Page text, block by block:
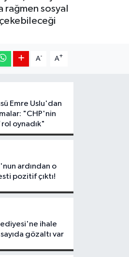
rağmen sosyal
A- A+
Emre Uslu'dan
"CHP'nin
oynadık"
ardından o
pozitif çıktı!
ihale
gözaltı var